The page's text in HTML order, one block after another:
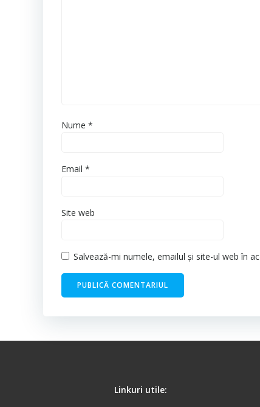
Nume *
Email *
Site web
Salvează-mi numele, emailul și site-ul web în
Linkuri utile: